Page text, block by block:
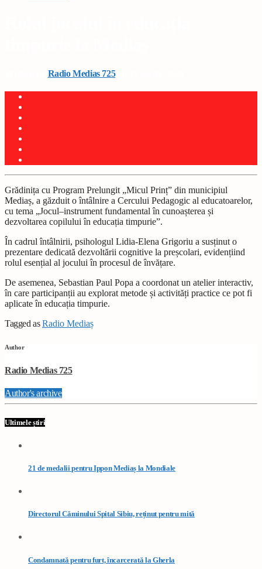
Radio Medias 725on 15 martie 2026
Grădinița cu Program Prelungit „Micul Prinț” din municipiul
Mediaș, a găzduit o întâlnire a Cercului Pedagogic al educatoarelor,
cu tema „Jocul–instrument fundamental în cunoașterea și
dezvoltarea copilului în educația timpurie”.
În cadrul întâlnirii, psihologul Lidia-Elena Grigoriu a susținut o
prezentare dedicată dezvoltării cognitive la preșcolari, evidențiind
rolul esențial al jocului în procesul de învățare.
De asemenea, Sebastian Paul Popa a coordonat un atelier interactiv,
în care participanții au explorat metode și activități practice ce pot fi
aplicate în educația timpurie.
Tagged asRadio Mediaș
Author
Radio Medias 725
Author's archive
Ultimele știri
21 de medalii pentru Ippon Mediaș la Mondiale
Directorul Căminului Spital Sibiu, reținut pentru mită
Condamnată pentru furt, încarcerată la Gherla